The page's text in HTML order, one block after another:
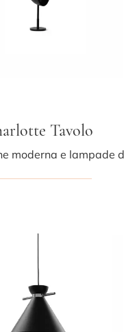
Tavolo